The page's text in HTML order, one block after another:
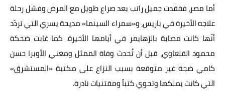
أما مصر، ففقدت جميل راتب بعد صراع طويل مع المرض وفشل رحلة
علاجه الأخيرة في باريس، و«سمراء السينما» مديحة يسري التي تردّد
أنّها كانت مصابة بالزهايمر في أيامها الأخيرة. كما غابت ضحكة
محمود القلعاوي، قبل أن تُحدث وفاة الممثل ومغني الأوبرا حسن
كامي ضجة غير متوقعة بسبب النزاع على مكتبة «المستشرق»
التي كانت يملكها وتحوي كتباً ومقتنيات نادرة.